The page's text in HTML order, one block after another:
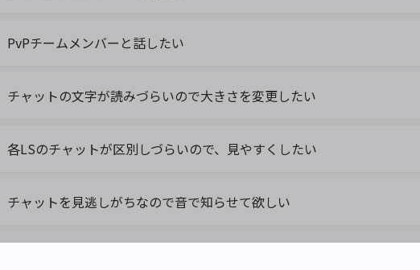
PvPチームメンバーと話したい
チャットの文字が読みづらいので大きさを変更したい
各LSのチャットが区別しづらいので、見やすくしたい
チャットを見逃しがちなので音で知らせて欲しい